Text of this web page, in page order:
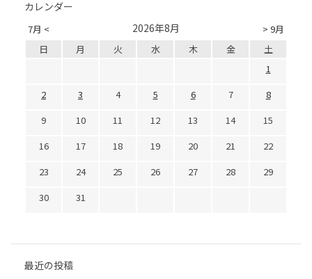
カレンダー
7月 < > 9月
2026年8月
日 月 火 水 木 金
土
1
2
3 4 5 6 7
8
9
10 11 12 13 14
15
16
17 18 19 20 21
22
23
24 25 26 27 28
29
30
31
最近の投稿